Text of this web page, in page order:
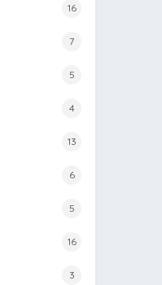
16
7
5
4
13
6
5
16
3